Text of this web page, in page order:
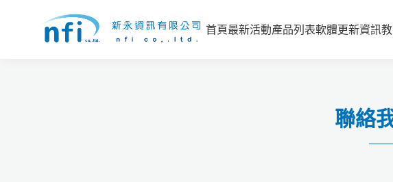
聯絡
首頁最新活動產品列表軟體更新資訊